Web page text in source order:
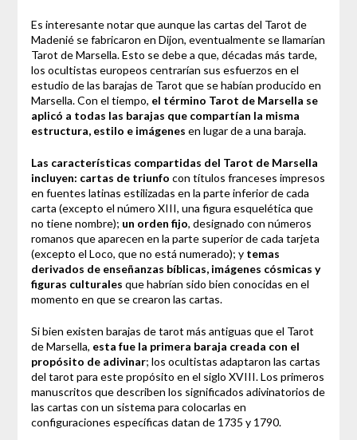
Es interesante notar que aunque las cartas del Tarot de
Madenié se fabricaron en Dijon, eventualmente se llamarían
Tarot de Marsella. Esto se debe a que, décadas más tarde,
los ocultistas europeos centrarían sus esfuerzos en el
estudio de las barajas de Tarot que se habían producido en
Marsella. Con el tiempo, el término Tarot de Marsella se
aplicó a todas las barajas que compartían la misma
estructura, estilo e imágenes en lugar de a una baraja.
Las características compartidas del Tarot de Marsella
incluyen: cartas de triunfo con títulos franceses impresos
en fuentes latinas estilizadas en la parte inferior de cada
carta (excepto el número XIII, una figura esquelética que
no tiene nombre); un orden fijo, designado con números
romanos que aparecen en la parte superior de cada tarjeta
(excepto el Loco, que no está numerado); y temas
derivados de enseñanzas bíblicas, imágenes cósmicas y
figuras culturales que habrían sido bien conocidas en el
momento en que se crearon las cartas.
Si bien existen barajas de tarot más antiguas que el Tarot
de Marsella, esta fue la primera baraja creada con el
propósito de adivinar; los ocultistas adaptaron las cartas
del tarot para este propósito en el siglo XVIII. Los primeros
manuscritos que describen los significados adivinatorios de
las cartas con un sistema para colocarlas en
configuraciones específicas datan de 1735 y 1790.